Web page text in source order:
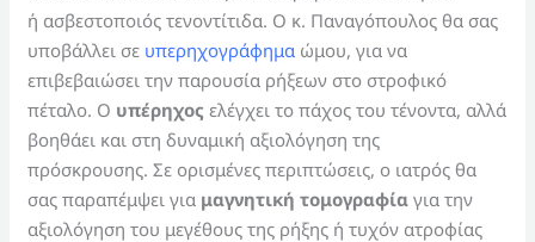
ή ασβεστοποιός τενοντίτιδα. Ο κ. Παναγόπουλος θα σας
υποβάλλει σε υπερηχογράφημα ώμου, για να
επιβεβαιώσει την παρουσία ρήξεων στο στροφικό
πέταλο. Ο υπέρηχος ελέγχει το πάχος του τένοντα, αλλά
βοηθάει και στη δυναμική αξιολόγηση της
πρόσκρουσης. Σε ορισμένες περιπτώσεις, ο ιατρός θα
σας παραπέμψει για μαγνητική τομογραφία για την
αξιολόγηση του μεγέθους της ρήξης ή τυχόν ατροφίας